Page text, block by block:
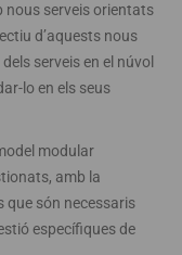
nous serveis orientats
d’aquests nous
serveis en el núvol
lo en els seus
modular
amb la
que són necessaris
específiques de